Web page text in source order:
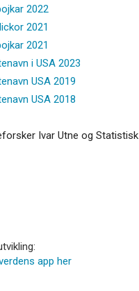
2022
2021
2021
i USA 2023
USA 2019
USA 2018
Ivar Utne og Statistisk
app her